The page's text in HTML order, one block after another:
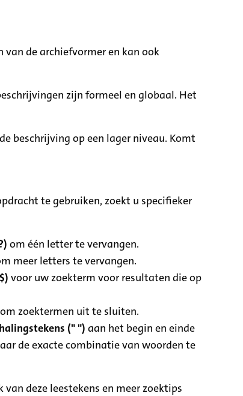
de archiefvormer en kan ook
zijn formeel en globaal. Het
beschrijving op een lager niveau. Komt
te gebruiken, zoekt u specifieker
om één letter te vervangen.
meer letters te vervangen.
voor uw zoekterm voor resultaten die op
om zoektermen uit te sluiten.
(" ") aan het begin en einde
de exacte combinatie van woorden te
deze leestekens en meer zoektips